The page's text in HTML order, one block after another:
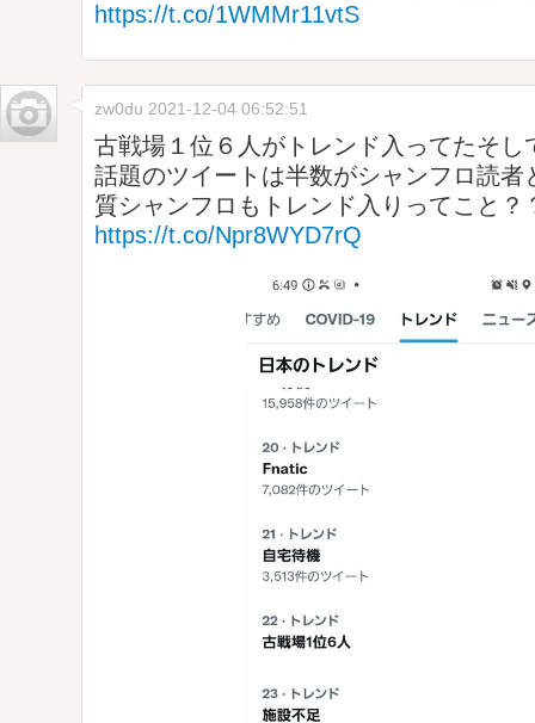
https://t.co/1WMMr11vtS
zw0du 2021-12-04 06:52:51
古戦場１位６人がトレンド入ってたそし
話題のツイートは半数がシャンフロ読者
質シャンフロもトレンド入りってこと？
https://t.co/Npr8WYD7rQ